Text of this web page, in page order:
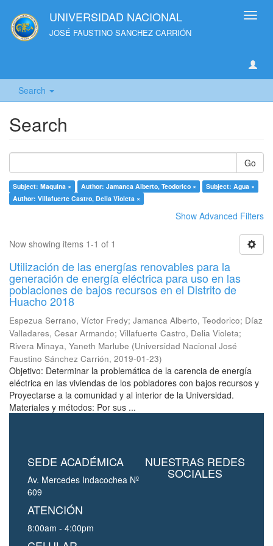
UNIVERSIDAD NACIONAL
JOSÉ FAUSTINO SANCHEZ CARRIÓN
Search
Search
Go
Subject: Maquina × Author: Jamanca Alberto, Teodorico ×
Subject: Agua ×
Author: Villafuerte Castro, Delia Violeta ×
Show Advanced Filters
Now showing items 1-1 of 1
Utilización de las energías renovables para la
generación de energía eléctrica para uso en las
poblaciones de bajos recursos en el Distrito de
Huacho 2018
Espezua Serrano, Víctor Fredy; Jamanca Alberto, Teodorico; Díaz
Valladares, Cesar Armando; Villafuerte Castro, Delia Violeta;
Rivera Minaya, Yaneth Marlube (Universidad Nacional José
Faustino Sánchez Carrión, 2019-01-23)
Objetivo: Determinar la problemática de la carencia de energía
eléctrica en las viviendas de los pobladores con bajos recursos y
Proyectarse a la comunidad y al interior de la Universidad.
Materiales y métodos: Por sus ...
SEDE ACADÉMICA
Av. Mercedes Indacochea Nº
609
ATENCIÓN
8:00am - 4:00pm
NUESTRAS REDES
SOCIALES